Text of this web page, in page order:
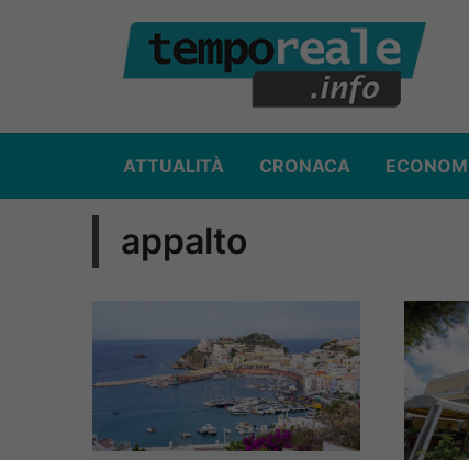
ATTUALITÀ CRONACA
appalto